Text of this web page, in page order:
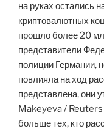
на руках остались
криптовалютных
прошло более 20
представители
полиции Германии,
повлияла на ход
представлена, они
Makeyeva / Reuters
больше тех, кто